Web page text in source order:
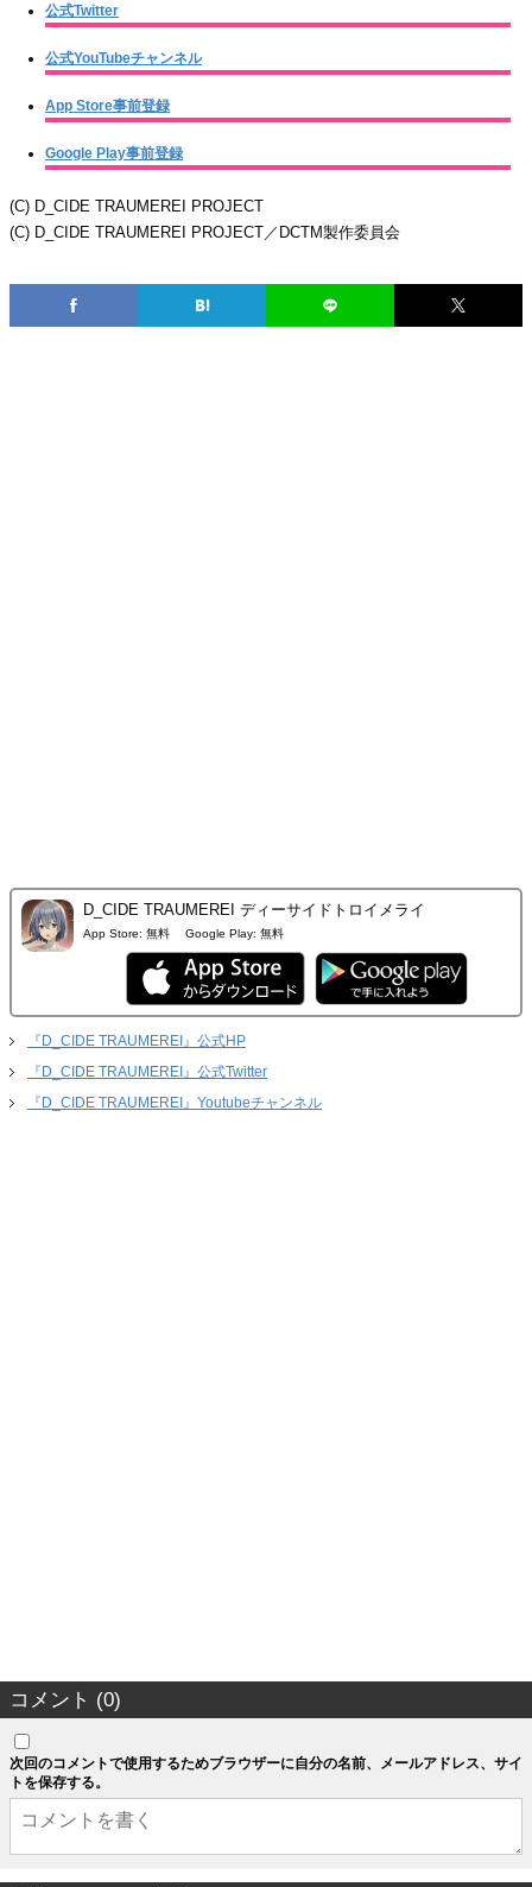
公式Twitter
公式YouTubeチャンネル
App Store事前登録
Google Play事前登録
(C) D_CIDE TRAUMEREI PROJECT
(C) D_CIDE TRAUMEREI PROJECT／DCTM製作委員会
D_CIDE TRAUMEREI ディーサイドトロイメライ
App Store: 無料 Google Play: 無料
『D_CIDE TRAUMEREI』公式HP
『D_CIDE TRAUMEREI』公式Twitter
『D_CIDE TRAUMEREI』Youtubeチャンネル
コメント (0)
次回のコメントで使用するためブラウザーに自分の名前、メールアドレス、サイ
トを保存する。